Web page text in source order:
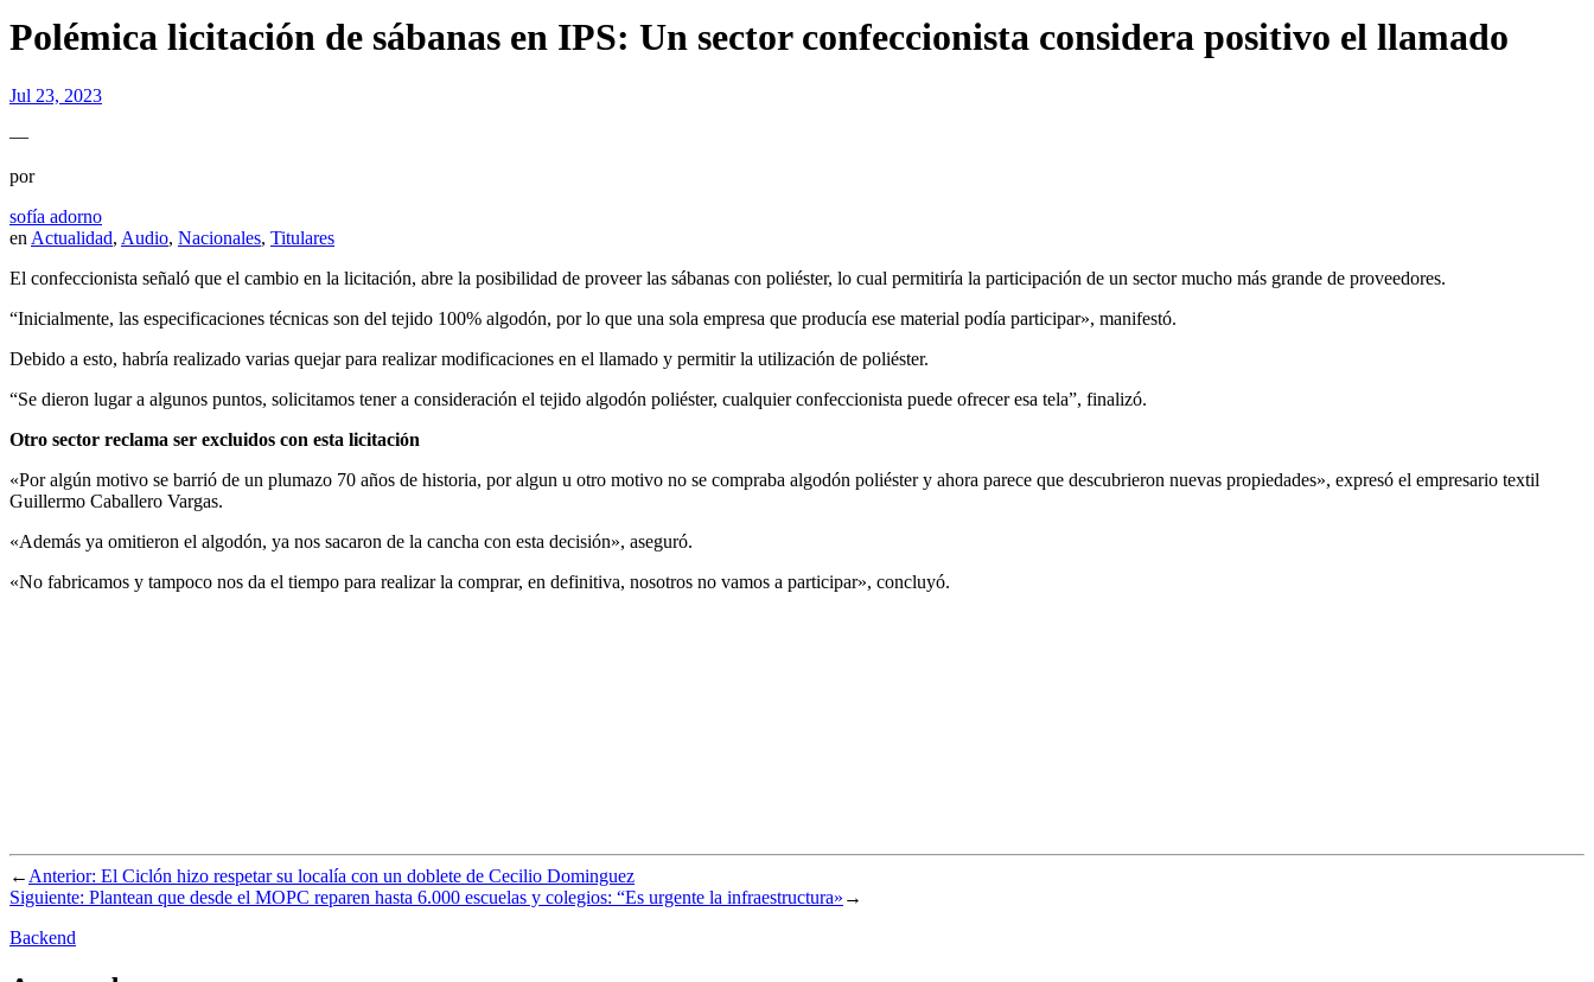
Polémica licitación de sábanas en IPS: Un sector confeccionista considera positivo el llamado
Jul 23, 2023
—
por
sofía adorno
en Actualidad, Audio, Nacionales, Titulares
El confeccionista señaló que el cambio en la licitación, abre la posibilidad de proveer las sábanas con poliéster, lo cual permitiría la participación de un sector mucho más grande de proveedores.
“Inicialmente, las especificaciones técnicas son del tejido 100% algodón, por lo que una sola empresa que producía ese material podía participar», manifestó.
Debido a esto, habría realizado varias quejar para realizar modificaciones en el llamado y permitir la utilización de poliéster.
“Se dieron lugar a algunos puntos, solicitamos tener a consideración el tejido algodón poliéster, cualquier confeccionista puede ofrecer esa tela”, finalizó.
Otro sector reclama ser excluidos con esta licitación
«Por algún motivo se barrió de un plumazo 70 años de historia, por algun u otro motivo no se compraba algodón poliéster y ahora parece que descubrieron nuevas propiedades», expresó el empresario textil
Guillermo Caballero Vargas.
«Además ya omitieron el algodón, ya nos sacaron de la cancha con esta decisión», aseguró.
«No fabricamos y tampoco nos da el tiempo para realizar la comprar, en definitiva, nosotros no vamos a participar», concluyó.
← Anterior: El Ciclón hizo respetar su localía con un doblete de Cecilio Dominguez
Siguiente: Plantean que desde el MOPC reparen hasta 6.000 escuelas y colegios: “Es urgente la infraestructura» →
Backend